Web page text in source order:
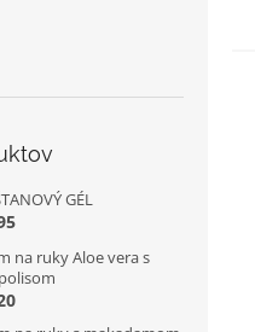
GÉL
na ruky Aloe vera s